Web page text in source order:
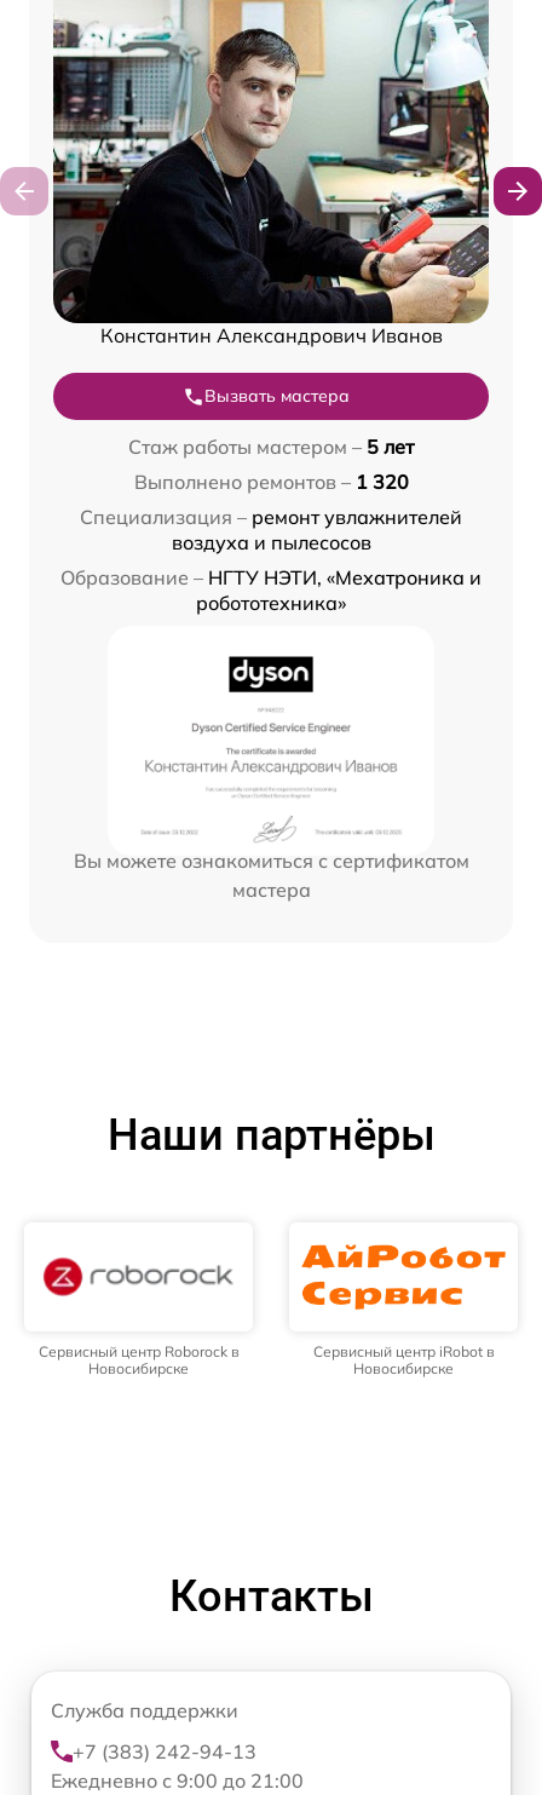
Константин Александрович Иванов
Вызвать мастера
Стаж работы мастером – 5 лет
Выполнено ремонтов – 1 320
Специализация – ремонт увлажнителей
воздуха и пылесосов
Образование – НГТУ НЭТИ, «Мехатроника и
робототехника»
Вы можете ознакомиться с сертификатом
мастера
Наши партнёры
Сервисный центр Roborock в
Новосибирске
Сервисный центр iRobot в
Новосибирске
Контакты
Служба поддержки
+7 (383) 242-94-13
Ежедневно с 9:00 до 21:00